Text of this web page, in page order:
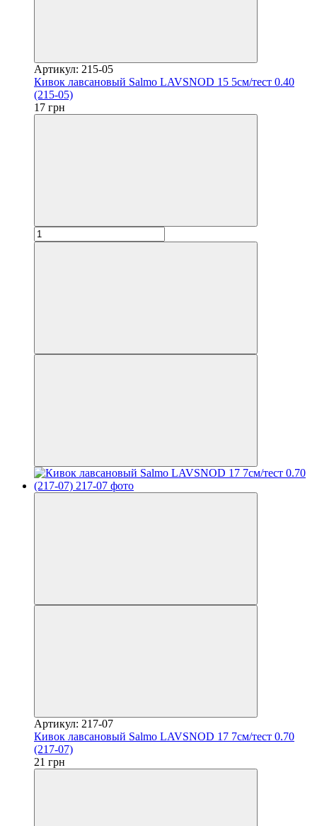
Артикул: 215-05
Кивок лавсановый Salmo LAVSNOD 15 5см/тест 0.40
(215-05)
17 грн
Артикул: 217-07
Кивок лавсановый Salmo LAVSNOD 17 7см/тест 0.70
(217-07)
21 грн